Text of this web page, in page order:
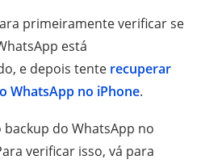
primeiramente verificar se
está
e depois tente recuperar
WhatsApp no iPhone.
backup do WhatsApp no
verificar isso, vá para